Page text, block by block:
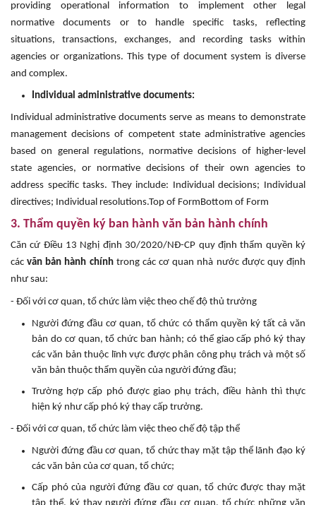
providing operational information to implement other legal
normative documents or to handle specific tasks, reflecting
situations, transactions, exchanges, and recording tasks within
agencies or organizations. This type of document system is diverse
and complex.
Individual administrative documents:
Individual administrative documents serve as means to demonstrate
management decisions of competent state administrative agencies
based on general regulations, normative decisions of higher-level
state agencies, or normative decisions of their own agencies to
address specific tasks. They include: Individual decisions; Individual
directives; Individual resolutions.Top of FormBottom of Form
3. Thẩm quyền ký ban hành văn bản hành chính
Căn cứ Điều 13 Nghị định 30/2020/NĐ-CP quy định thẩm quyền ký
cácvăn bản hành chínhtrong các cơ quan nhà nước được quy định
như sau:
- Đối với cơ quan, tổ chức làm việc theo chế độ thủ trưởng
Người đứng đầu cơ quan, tổ chức có thẩm quyền ký tất cả văn
bản do cơ quan, tổ chức ban hành; có thể giao cấp phó ký thay
các văn bản thuộc lĩnh vực được phân công phụ trách và một số
văn bản thuộc thẩm quyền của người đứng đầu;
Trường hợp cấp phó được giao phụ trách, điều hành thì thực
hiện ký như cấp phó ký thay cấp trưởng.
- Đối với cơ quan, tổ chức làm việc theo chế độ tập thể
Người đứng đầu cơ quan, tổ chức thay mặt tập thể lãnh đạo ký
các văn bản của cơ quan, tổ chức;
Cấp phó của người đứng đầu cơ quan, tổ chức được thay mặt